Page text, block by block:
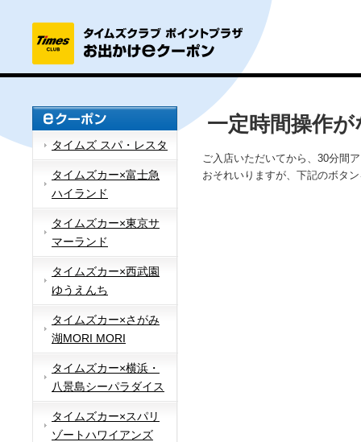
タイムズ スパ・レスタ
タイムズカー×富士急
ハイランド
タイムズカー×東京サ
マーランド
タイムズカー×西武園
ゆうえんち
タイムズカー×さがみ
湖MORI MORI
タイムズカー×横浜・
八景島シーパラダイス
タイムズカー×スパリ
ゾートハワイアンズ
一定時間操作
ご入店いただいてから、30分間
おそれいりますが、下記のボタ